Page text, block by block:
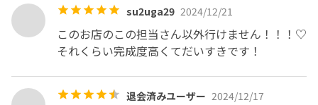
su2uga29 2024/12/21
このお店のこの担当さん以外行けません！！！♡
それくらい完成度高くてだいすきです！
退会済みユーザー 2024/12/17